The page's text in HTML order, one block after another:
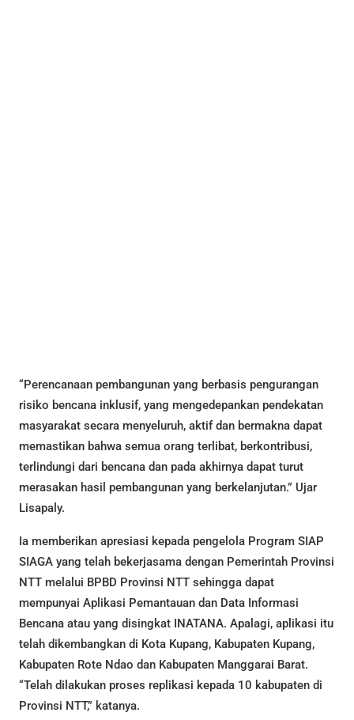
“Perencanaan pembangunan yang berbasis pengurangan
risiko bencana inklusif, yang mengedepankan pendekatan
masyarakat secara menyeluruh, aktif dan bermakna dapat
memastikan bahwa semua orang terlibat, berkontribusi,
terlindungi dari bencana dan pada akhirnya dapat turut
merasakan hasil pembangunan yang berkelanjutan.” Ujar
Lisapaly.
Ia memberikan apresiasi kepada pengelola Program SIAP
SIAGA yang telah bekerjasama dengan Pemerintah Provinsi
NTT melalui BPBD Provinsi NTT sehingga dapat
mempunyai Aplikasi Pemantauan dan Data Informasi
Bencana atau yang disingkat INATANA. Apalagi, aplikasi itu
telah dikembangkan di Kota Kupang, Kabupaten Kupang,
Kabupaten Rote Ndao dan Kabupaten Manggarai Barat.
“Telah dilakukan proses replikasi kepada 10 kabupaten di
Provinsi NTT,” katanya.